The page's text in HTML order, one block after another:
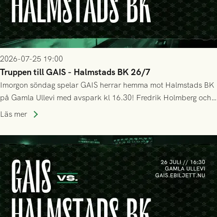
2026-07-25 19:00
Truppen till GAIS - Halmstads BK 26/7
Imorgon söndag spelar GAIS herrar hemma mot Halmstads BK
på Gamla Ullevi med avspark kl 16.30! Fredrik Holmberg och
ledarstaben har tagit ut följande trupp till matchen:
Läs mer